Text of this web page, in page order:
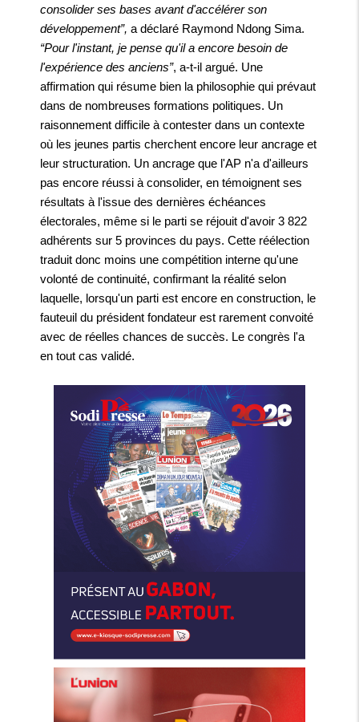
consolider ses bases avant d'accélérer son
développement”, a déclaré Raymond Ndong Sima.
“Pour l'instant, je pense qu'il a encore besoin de
l'expérience des anciens”, a-t-il argué. Une
affirmation qui résume bien la philosophie qui prévaut
dans de nombreuses formations politiques. Un
raisonnement difficile à contester dans un contexte
où les jeunes partis cherchent encore leur ancrage et
leur structuration. Un ancrage que l'AP n'a d'ailleurs
pas encore réussi à consolider, en témoignent ses
résultats à l'issue des dernières échéances
électorales, même si le parti se réjouit d'avoir 3 822
adhérents sur 5 provinces du pays. Cette réélection
traduit donc moins une compétition interne qu'une
volonté de continuité, confirmant la réalité selon
laquelle, lorsqu'un parti est encore en construction, le
fauteuil du président fondateur est rarement convoité
avec de réelles chances de succès. Le congrès l'a
en tout cas validé.